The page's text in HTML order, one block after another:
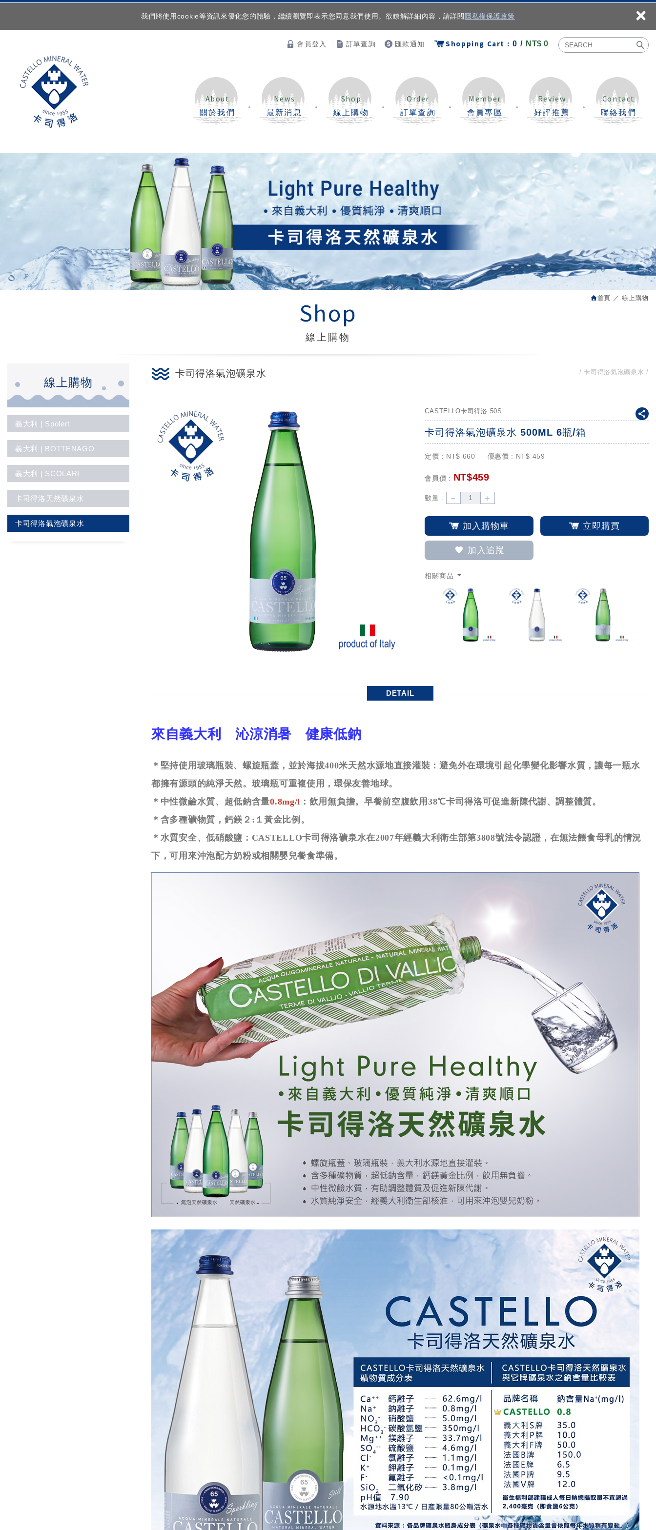
我們將使用cookie等資訊來優化您的體驗，繼續瀏覽即表示您同意我們使用。欲瞭解詳細內容，請詳閱 隱私權保護政策 ×
會員登入 訂單查詢 匯款通知 Shopping Cart : 0 / NT$ 0
About
關於我們
News
最新消息
Shop
線上購物
Order
訂單查詢
Member
會員專區
Review
好評推薦
Contact
聯絡我們
首頁 線上購物
Shop
線上購物
線上購物
義大利 | Spolert
義大利 | BOTTENAGO
義大利 | SCOLARI
卡司得洛天然礦泉水
卡司得洛氣泡礦泉水
卡司得洛氣泡礦泉水
卡司得洛氣泡礦泉水
CASTELLO卡司得洛 50S
卡司得洛氣泡礦泉水 500ML 6瓶/箱
定價 : NT$ 660 優惠價 : NT$ 459
會員價 : NT$459
數量 : － ＋
加入購物車 立即購買
加入追蹤
相關商品
DETAIL
來自義大利 沁涼消暑 健康低鈉
＊堅持使用玻璃瓶裝、螺旋瓶蓋，並於海拔400米天然水源地直接灌裝：避免外在環境引起化學變化影響水質，讓每一瓶水
都擁有源頭的純淨天然。玻璃瓶可重複使用，環保友善地球。
＊中性微鹼水質、超低鈉含量0.8mg/l ：飲用無負擔。早餐前空腹飲用38℃卡司得洛可促進新陳代謝、調整體質。
＊含多種礦物質，鈣鎂２:１黃金比例。
＊水質安全、低硝酸鹽：CASTELLO卡司得洛礦泉水在2007年經義大利衛生部第3808號法令認證，在無法餵食母乳的情況
下，可用來沖泡配方奶粉或相關嬰兒餐食準備。